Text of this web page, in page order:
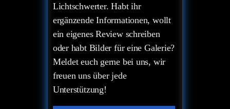
Lichtschwerter. Habt ihr
ergänzende Informationen, wollt
ein eigenes Review schreiben
oder habt Bilder für eine Galerie?
Meldet euch gerne bei uns, wir
freuen uns über jede
Unterstützung!